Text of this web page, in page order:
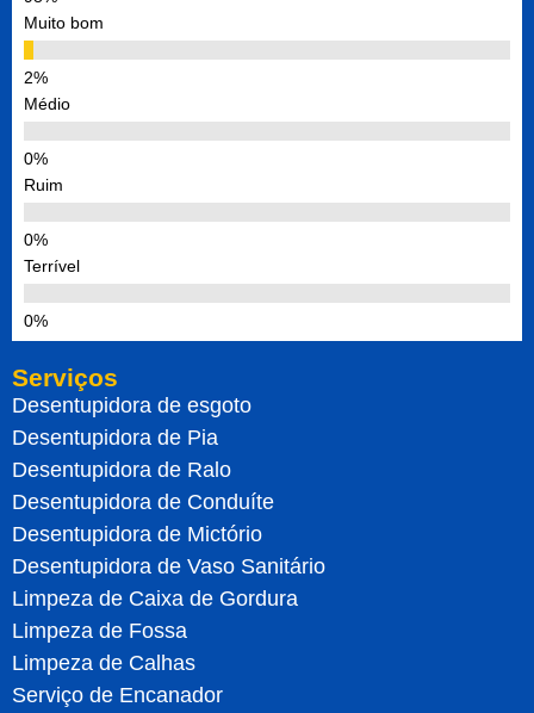
Muito bom
Médio
Ruim
Terrível
Serviços
Desentupidora de esgoto
Desentupidora de Pia
Desentupidora de Ralo
Desentupidora de Conduíte
Desentupidora de Mictório
Desentupidora de Vaso Sanitário
Limpeza de Caixa de Gordura
Limpeza de Fossa
Limpeza de Calhas
Serviço de Encanador